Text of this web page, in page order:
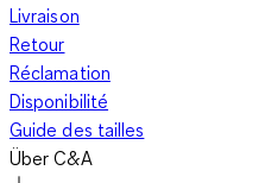
Livraison
Retour
Réclamation
Disponibilité
Guide des tailles
Über C&A